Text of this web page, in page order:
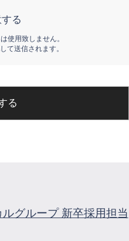
る
使用致しません。
て送信されます。
る
ルグループ 新卒採用担当